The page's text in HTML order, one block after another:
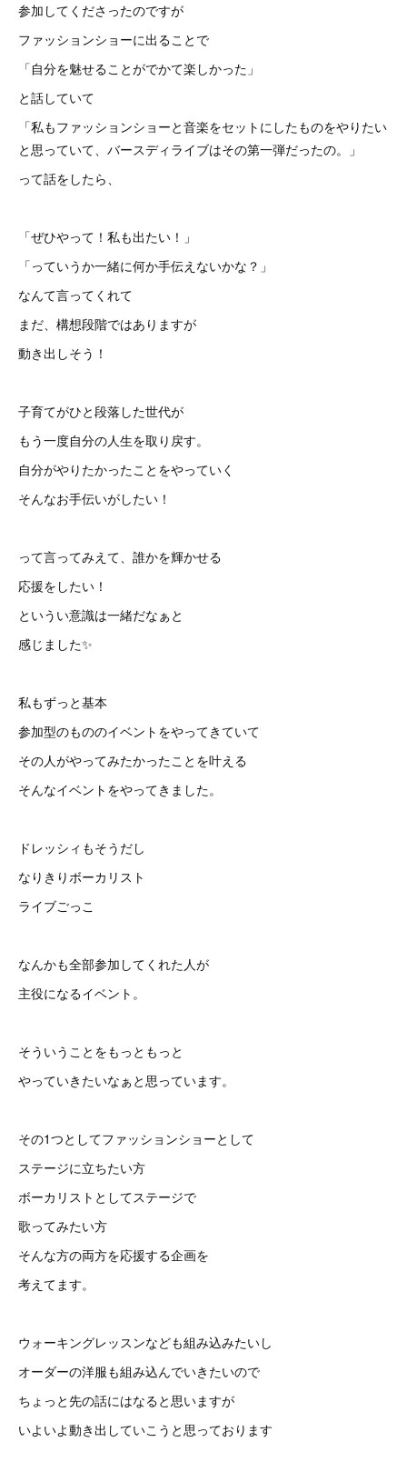
参加してくださったのですが
ファッションショーに出ることで
「自分を魅せることがでかて楽しかった」
と話していて
「私もファッションショーと音楽をセットにしたものをやりたい
と思っていて、バースディライブはその第一弾だったの。」
って話をしたら、
「ぜひやって！私も出たい！」
「っていうか一緒に何か手伝えないかな？」
なんて言ってくれて
まだ、構想段階ではありますが
動き出しそう！
子育てがひと段落した世代が
もう一度自分の人生を取り戻す。
自分がやりたかったことをやっていく
そんなお手伝いがしたい！
って言ってみえて、誰かを輝かせる
応援をしたい！
というい意識は一緒だなぁと
感じました✨
私もずっと基本
参加型のもののイベントをやってきていて
その人がやってみたかったことを叶える
そんなイベントをやってきました。
ドレッシィもそうだし
なりきりボーカリスト
ライブごっこ
なんかも全部参加してくれた人が
主役になるイベント。
そういうことをもっともっと
やっていきたいなぁと思っています。
その1つとしてファッションショーとして
ステージに立ちたい方
ボーカリストとしてステージで
歌ってみたい方
そんな方の両方を応援する企画を
考えてます。
ウォーキングレッスンなども組み込みたいし
オーダーの洋服も組み込んでいきたいので
ちょっと先の話にはなると思いますが
いよいよ動き出していこうと思っております